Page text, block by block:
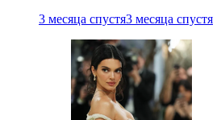
3 месяца спустя3 месяца спустя